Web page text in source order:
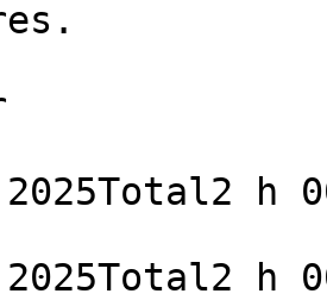
2025Total2 h
2025Total2 h